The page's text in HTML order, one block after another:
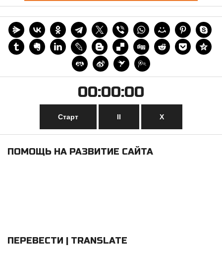
00:00:00
Старт II Х
ПОМОЩЬ НА РАЗВИТИЕ САЙТА
ПЕРЕВЕСТИ | TRANSLATE